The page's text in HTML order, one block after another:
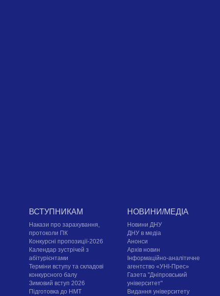
ВСТУПНИКАМ
Накази про зарахування,
протоколи ПК
Конкурсні пропозиції-2026
Календар зустрічей з
абітурієнтами
Терміни вступу та складові
конкурсного балу
Зимовий вступ 2026
Підготовка до НМТ
НОВИНИ/МЕДІА
Новини ДНУ
ДНУ в медіа
Анонси
Архів новин
Інформаційно-аналітичне
агентство «УНІ-Прес»
Газета "Дніпровський
університет"
Видання університету